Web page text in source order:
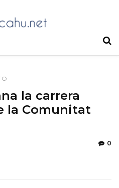
la carrera
la Comunitat
0